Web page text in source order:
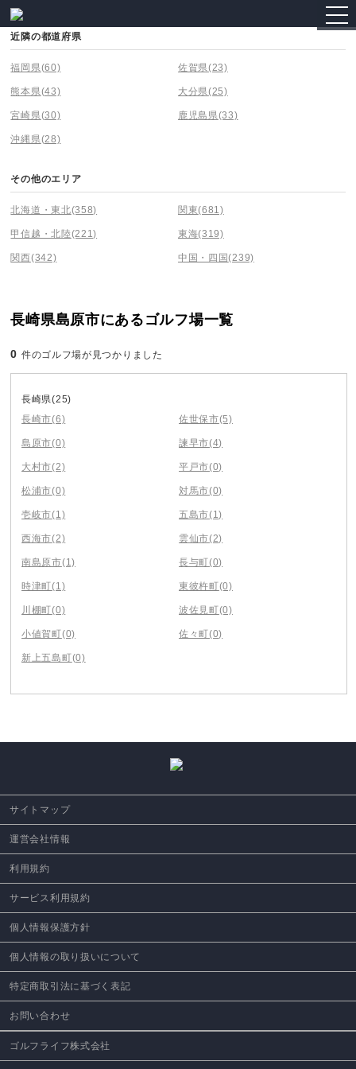
近隣の都道府県
福岡県(60) 佐賀県(23)
熊本県(43) 大分県(25)
宮崎県(30) 鹿児島県(33)
沖縄県(28)
その他のエリア
北海道・東北(358) 関東(681)
甲信越・北陸(221) 東海(319)
関西(342) 中国・四国(239)
長崎県島原市にあるゴルフ場一覧
0 件のゴルフ場が見つかりました
長崎県(25)
長崎市(6) 佐世保市(5)
島原市(0) 諫早市(4)
大村市(2) 平戸市(0)
松浦市(0) 対馬市(0)
壱岐市(1) 五島市(1)
西海市(2) 雲仙市(2)
南島原市(1) 長与町(0)
時津町(1) 東彼杵町(0)
川棚町(0) 波佐見町(0)
小値賀町(0) 佐々町(0)
新上五島町(0)
サイトマップ
運営会社情報
利用規約
サービス利用規約
個人情報保護方針
個人情報の取り扱いについて
特定商取引法に基づく表記
お問い合わせ
ゴルフライフ株式会社